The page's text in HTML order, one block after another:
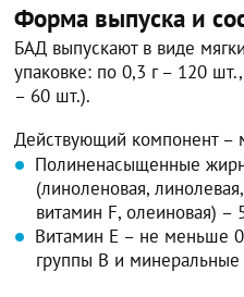
Форма выпуска и
БАД выпускают в виде
упаковке: по 0,3 г – 120
– 60 шт.).
Действующий компонент –
Полиненасыщенные
(линоленовая,
витамин F, олеиновая) –
Витамин E – не меньше
группы В и минеральные